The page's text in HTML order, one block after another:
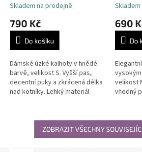
Skladem na prodejně
790 Kč
Do košíku
Dámské úzké kalhoty v hnědé
barvě, velikost S. Vyšší pas,
decentní puky a zkrácená délka
nad kotníky. Lehký materiál
690
Do
velikost
vhodný
pohodlí
ZOBRAZIT VŠECHNY